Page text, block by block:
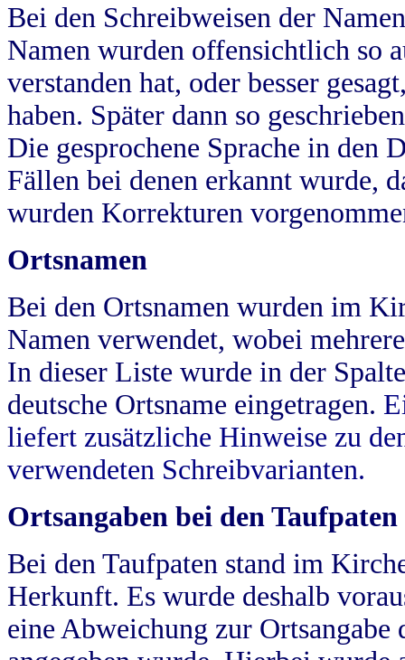
Bei den Schreibweisen der
Namen wurden offensichtlich so
verstanden hat, oder besser
haben. Später dann so
Die gesprochene Sprache in
Fällen bei denen erkannt wurde,
wurden Korrekturen
Ortsnamen
Bei den Ortsnamen wurden im
Namen verwendet, wobei
In dieser Liste wurde in der
deutsche Ortsname eingetragen.
liefert zusätzliche Hinweise zu
verwendeten Schreibvarianten.
Ortsangaben bei den Taufpaten
Bei den Taufpaten stand im
Herkunft. Es wurde deshalb
eine Abweichung zur